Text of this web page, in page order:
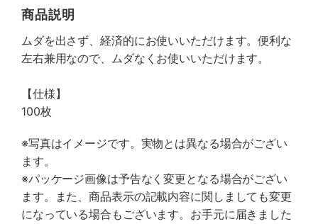
商品説明
ムダを出さず、経済的にお使いいただけます。便利な
左右兼用なので、ムダなくお使いいただけます。
【仕様】
100枚
※写真はイメージです。実物とは異なる場合がござい
ます。
※パッケージ画像は予告なく変更となる場合がござい
ます。また、商品表示の記載内容に関しましても変更
になっている場合もございます。お手元に届きました